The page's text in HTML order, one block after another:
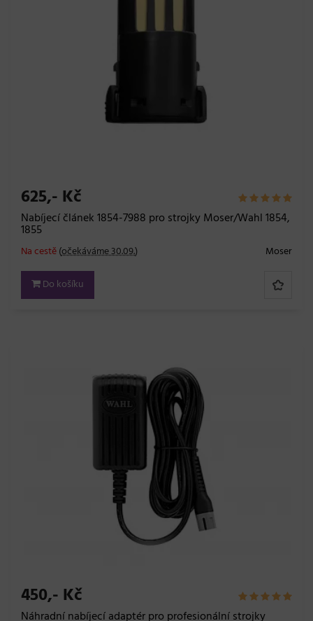
625,- Kč
Nabíjecí článek 1854-7988 pro strojky Moser/Wahl 1854,
1855
Moser
Na cestě(očekáváme 30.09.)
Do košíku
450,- Kč
Náhradní nabíjecí adaptér pro profesionální strojky